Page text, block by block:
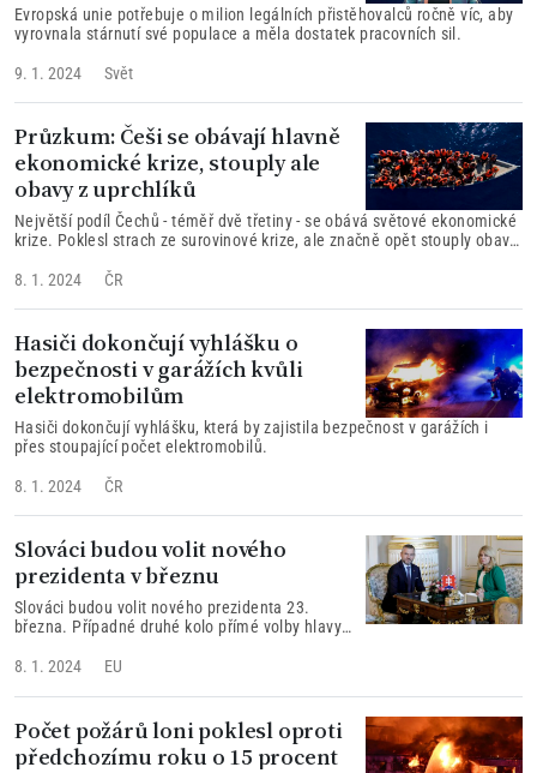
Evropská unie potřebuje o milion legálních přistěhovalců ročně víc, aby
vyrovnala stárnutí své populace a měla dostatek pracovních sil.
9. 1. 2024 Svět
Průzkum: Češi se obávají hlavně
ekonomické krize, stouply ale
obavy z uprchlíků
Největší podíl Čechů - téměř dvě třetiny - se obává světové ekonomické
krize. Poklesl strach ze surovinové krize, ale značně opět stouply obavy
8. 1. 2024
ČR
Hasiči dokončují vyhlášku o
bezpečnosti v garážích kvůli
elektromobilům
Hasiči dokončují vyhlášku, která by zajistila bezpečnost v garážích i
přes stoupající počet elektromobilů.
8. 1. 2024 ČR
Slováci budou volit nového
prezidenta v březnu
Slováci budou volit nového prezidenta 23.
března. Případné druhé kolo přímé volby hlavy
8. 1. 2024
EU
Počet požárů loni poklesl oproti
předchozímu roku o 15 procent